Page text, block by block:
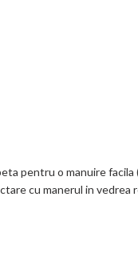
pentru o manuire
cu manerul in vedrea